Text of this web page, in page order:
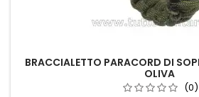
BRACCIALETTO PARACORD DI
OLIVA
(0)